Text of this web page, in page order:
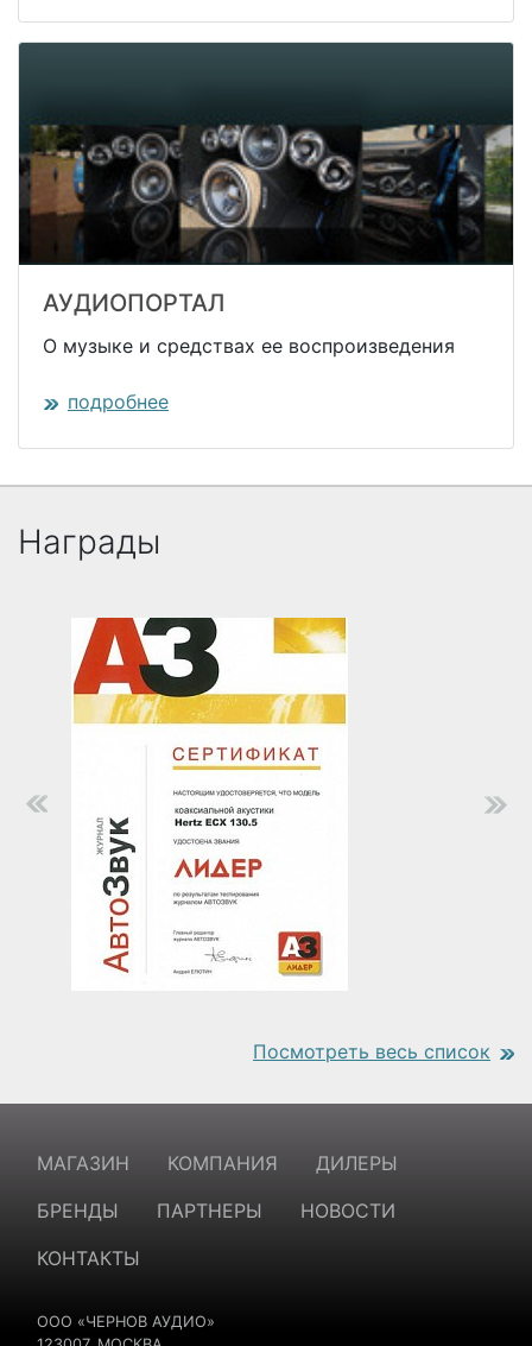
АУДИОПОРТАЛ
О музыке и средствах ее воспроизведения
подробнее
Награды
Посмотреть весь список
МАГАЗИН КОМПАНИЯ
ДИЛЕРЫ
БРЕНДЫ
ПАРТНЕРЫ
НОВОСТИ
КОНТАКТЫ
ООО «ЧЕРНОВ АУДИО»